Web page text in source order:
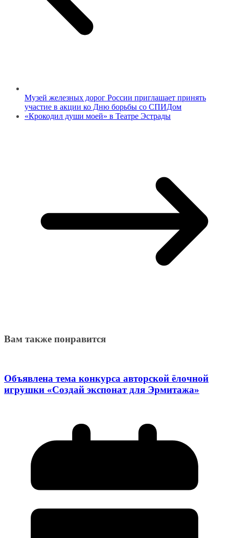
Музей железных дорог России приглашает принять
участие в акции ко Дню борьбы со СПИДом
«Крокодил души моей» в Театре Эстрады
Вам также понравится
Объявлена тема конкурса авторской ёлочной
игрушки «Создай экспонат для Эрмитажа»